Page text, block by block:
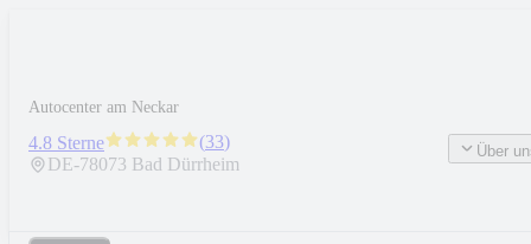
Autocenter am Neckar
4.8 Sterne (33)
DE-78073 Bad Dürrheim
Über